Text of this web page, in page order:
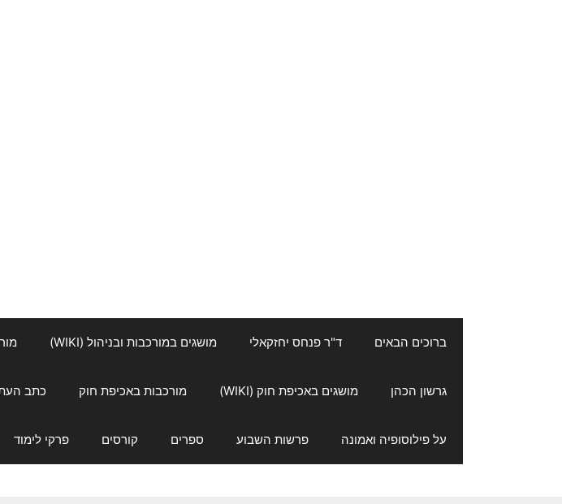
ברוכים הבאים ד"ר פנחס יחזקאלי מושגים במורכבות ובניהול (WIKI)
גרשון הכהן מושגים באכיפת חוק (WIKI) מורכבות באכיפת חוק כתב
על פילוסופיה ואמונה פרשות השבוע ספרים קורסים פרקי לימוד